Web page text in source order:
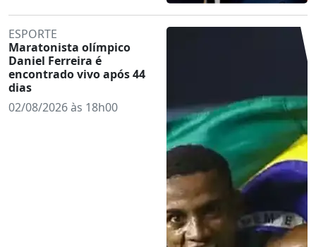
ESPORTE
Maratonista olímpico
Daniel Ferreira é
encontrado vivo após 44
dias
02/08/2026 às 18h00